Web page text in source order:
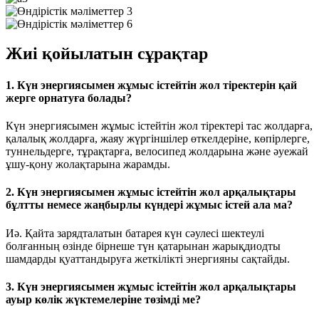
Жиі қойылатын сұрақтар
1. Күн энергиясымен жұмыс істейтін жол тіректерін қай
жерге орнатуға болады?
Күн энергиясымен жұмыс істейтін жол тіректері тас жолдарға,
қалалық жолдарға, жаяу жүргіншілер өткелдеріне, көпірлерге,
туннельдерге, тұрақтарға, велосипед жолдарына және әуежай
ұшу-қону жолақтарына жарамды.
2. Күн энергиясымен жұмыс істейтін жол арқалықтары
бұлтты немесе жаңбырлы күндері жұмыс істей ала ма?
Иә. Қайта зарядталатын батарея күн сәулесі шектеулі
болғанның өзінде бірнеше түн қатарынан жарықдиодты
шамдарды қуаттандыруға жеткілікті энергияны сақтайды.
3. Күн энергиясымен жұмыс істейтін жол арқалықтары
ауыр көлік жүктемелеріне төзімді ме?